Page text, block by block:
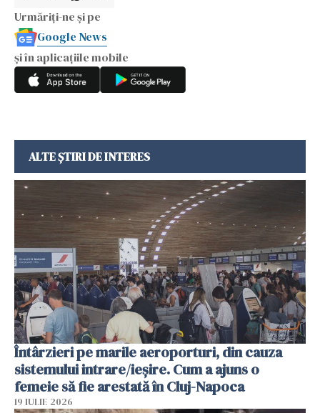
Urmăriți-ne și pe
Google News
și în aplicațiile mobile
ALTE ȘTIRI DE INTERES
Întârzieri pe marile aeroporturi, din cauza
sistemului intrare/ieșire. Cum a ajuns o
femeie să fie arestată în Cluj-Napoca
19 IULIE 2026